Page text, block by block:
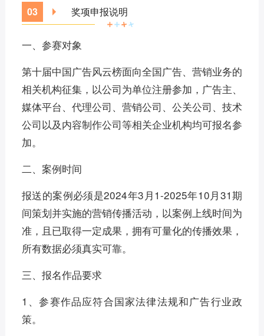
03 奖项申报说明
一、参赛对象
第十届中国广告风云榜面向全国广告、营销业务的
相关机构征集，以公司为单位注册参加，广告主、
媒体平台、代理公司、营销公司、公关公司、技术
公司以及内容制作公司等相关企业机构均可报名参
加。
二、案例时间
报送的案例必须是2024年3月1-2025年10月31期
间策划并实施的营销传播活动，以案例上线时间为
准，且已取得一定成果，拥有可量化的传播效果，
所有数据必须真实可靠。
三、报名作品要求
1、参赛作品应符合国家法律法规和广告行业政
策。